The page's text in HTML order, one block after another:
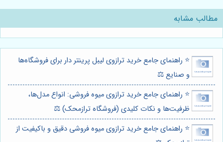
مطالب مشابه
⭐️ راهنمای جامع خرید ترازوی لیبل پرینتر دار برای فروشگاه‌ها
و صنایع ⚖️
⭐️ راهنمای جامع خرید ترازوی میوه فروشی: انواع مدل‌ها،
ظرفیت‌ها و نکات کلیدی (فروشگاه ترازمحک) ⚖️
⭐️ راهنمای جامع خرید ترازوی میوه فروشی دقیق و باکیفیت از